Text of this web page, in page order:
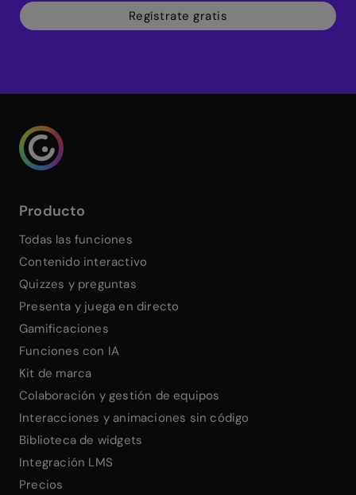
Regístrate gratis
Genialy home page
Producto
Todas las funciones
Contenido interactivo
Quizzes y preguntas
Presenta y juega en directo
Gamificaciones
Funciones con IA
Kit de marca
Colaboración y gestión de equipos
Interacciones y animaciones sin código
Biblioteca de widgets
Integración LMS
Precios